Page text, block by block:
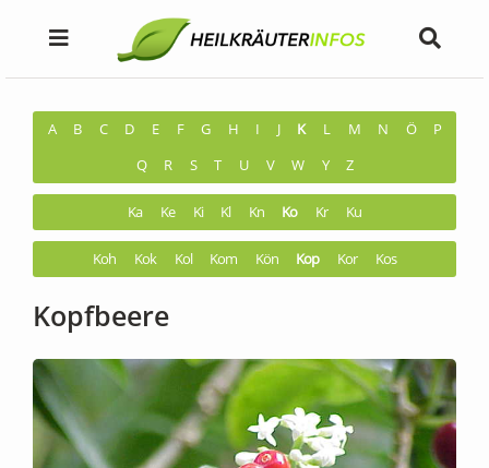
A B C D E F G H I J K L M N Ö
P
Q
R S T U V W Y Z
Ka Ke Ki Kl Kn Ko Kr Ku
Koh Kok Kol Kom Kön Kop Kor Kos
Kopfbeere